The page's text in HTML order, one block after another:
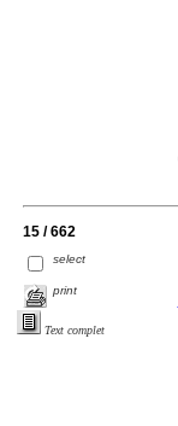
15 / 662
select
print
Text complet